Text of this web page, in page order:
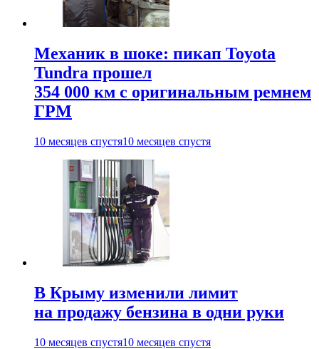
Механик в шоке: пикап Toyota
Tundra прошел
354 000 км с оригинальным ремнем
ГРМ
10 месяцев спустя10 месяцев спустя
В Крыму изменили лимит
на продажу бензина в одни руки
10 месяцев спустя10 месяцев спустя